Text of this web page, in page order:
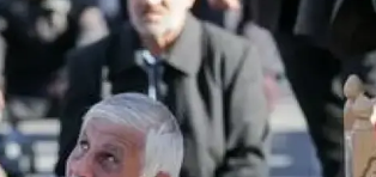
اخبار بانکی و اقتصادی
بلیط اتوبوس
مسیرهای نجف به کربلا